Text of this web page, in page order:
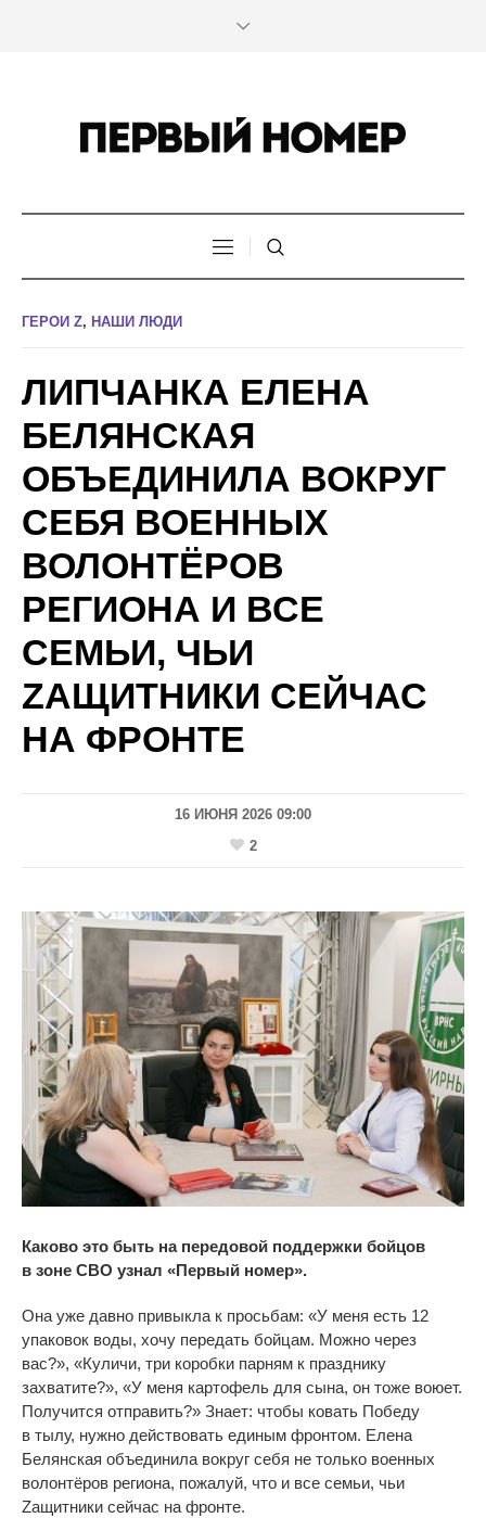
ГЕРОИ Z, НАШИ ЛЮДИ
ЛИПЧАНКА ЕЛЕНА
БЕЛЯНСКАЯ
ОБЪЕДИНИЛА ВОКРУГ
СЕБЯ ВОЕННЫХ
ВОЛОНТЁРОВ
РЕГИОНА И ВСЕ
СЕМЬИ, ЧЬИ
ZАЩИТНИКИ СЕЙЧАС
НА ФРОНТЕ
16 ИЮНЯ 2026 09:00
2
Каково это быть на передовой поддержки бойцов
в зоне СВО узнал «Первый номер».
Она уже давно привыкла к просьбам: «У меня есть 12
упаковок воды, хочу передать бойцам. Можно через
вас?», «Куличи, три коробки парням к празднику
захватите?», «У меня картофель для сына, он тоже воюет.
Получится отправить?» Знает: чтобы ковать Победу
в тылу, нужно действовать единым фронтом. Елена
Белянская объединила вокруг себя не только военных
волонтёров региона, пожалуй, что и все семьи, чьи
Zащитники сейчас на фронте.